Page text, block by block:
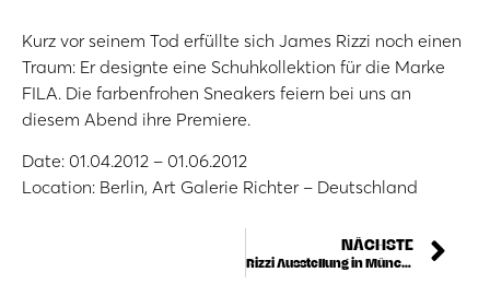
Kurz vor seinem Tod erfüllte sich James Rizzi noch einen
Traum: Er designte eine Schuhkollektion für die Marke
FILA. Die farbenfrohen Sneakers feiern bei uns an
diesem Abend ihre Premiere.
Date: 01.04.2012 – 01.06.2012
Location: Berlin, Art Galerie Richter – Deutschland
NÄCHSTE
Rizzi Ausstellung in München